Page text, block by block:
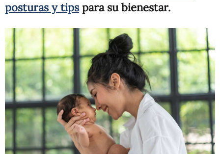
posturas y tipspara su bienestar.